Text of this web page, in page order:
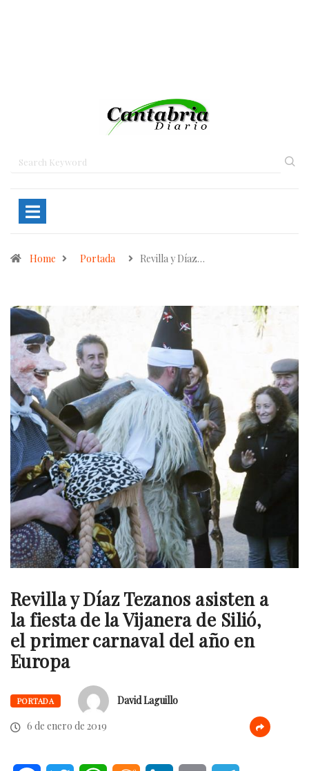
Home Portada Revilla y Díaz…
Revilla y Díaz Tezanos asisten a
la fiesta de la Vijanera de Silió,
el primer carnaval del año en
Europa
PORTADA
David Laguillo
6 de enero de 2019